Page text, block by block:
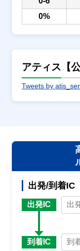
0%
アティス【
Tweets by
出発/到着IC
出発IC
到着IC